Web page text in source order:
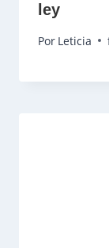
ley
Por Leticia